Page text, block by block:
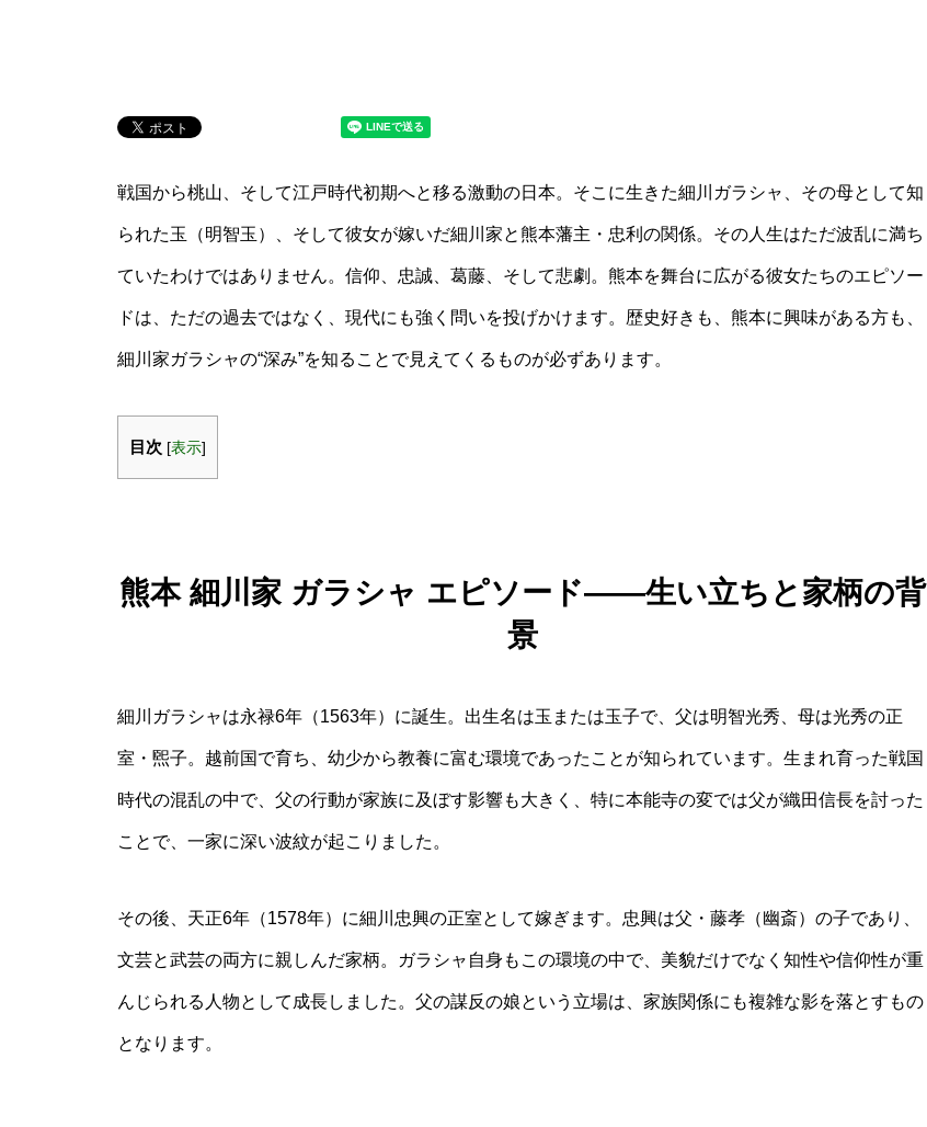
戦国から桃山、そして江戸時代初期へと移る激動の日本。そこに生きた細川ガラシャ、その母として知
られた玉（明智玉）、そして彼女が嫁いだ細川家と熊本藩主・忠利の関係。その人生はただ波乱に満ち
ていたわけではありません。信仰、忠誠、葛藤、そして悲劇。熊本を舞台に広がる彼女たちのエピソー
ドは、ただの過去ではなく、現代にも強く問いを投げかけます。歴史好きも、熊本に興味がある方も、
細川家ガラシャの“深み”を知ることで見えてくるものが必ずあります。
目次 [表示]
熊本 細川家 ガラシャ エピソード――生い立ちと家柄の背
景
細川ガラシャは永禄6年（1563年）に誕生。出生名は玉または玉子で、父は明智光秀、母は光秀の正
室・煕子。越前国で育ち、幼少から教養に富む環境であったことが知られています。生まれ育った戦国
時代の混乱の中で、父の行動が家族に及ぼす影響も大きく、特に本能寺の変では父が織田信長を討った
ことで、一家に深い波紋が起こりました。
その後、天正6年（1578年）に細川忠興の正室として嫁ぎます。忠興は父・藤孝（幽斎）の子であり、
文芸と武芸の両方に親しんだ家柄。ガラシャ自身もこの環境の中で、美貌だけでなく知性や信仰性が重
んじられる人物として成長しました。父の謀反の娘という立場は、家族関係にも複雑な影を落とすもの
となります。